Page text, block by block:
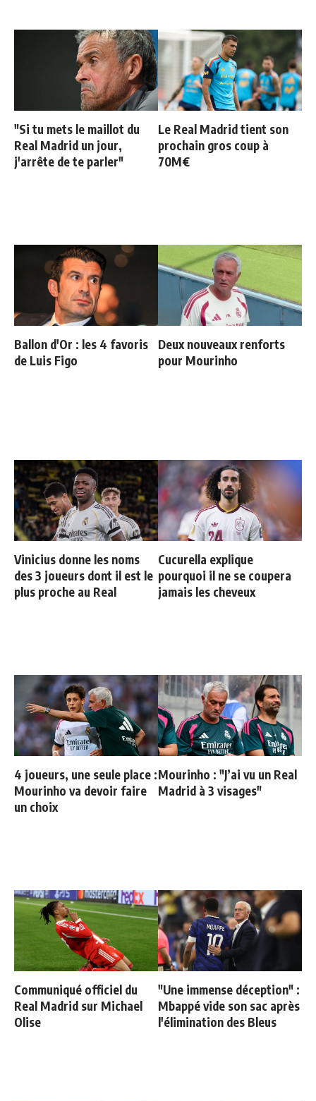
"Si tu mets le maillot du
Real Madrid un jour,
j'arrête de te parler"
Le Real Madrid tient son
prochain gros coup à
70M€
Ballon d'Or : les 4 favoris
de Luis Figo
Deux nouveaux renforts
pour Mourinho
Vinicius donne les noms
des 3 joueurs dont il est le
plus proche au Real
Cucurella explique
pourquoi il ne se coupera
jamais les cheveux
4 joueurs, une seule place :
Mourinho va devoir faire
un choix
Mourinho : "J’ai vu un Real
Madrid à 3 visages"
Communiqué officiel du
Real Madrid sur Michael
Olise
"Une immense déception" :
Mbappé vide son sac après
l'élimination des Bleus